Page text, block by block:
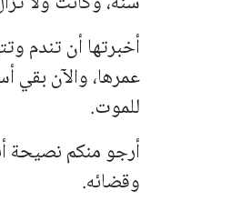
أخبرتها أن تندم
عمرها، والآن بقي
للموت.
أرجو منكم نصيحة
وقضائه.